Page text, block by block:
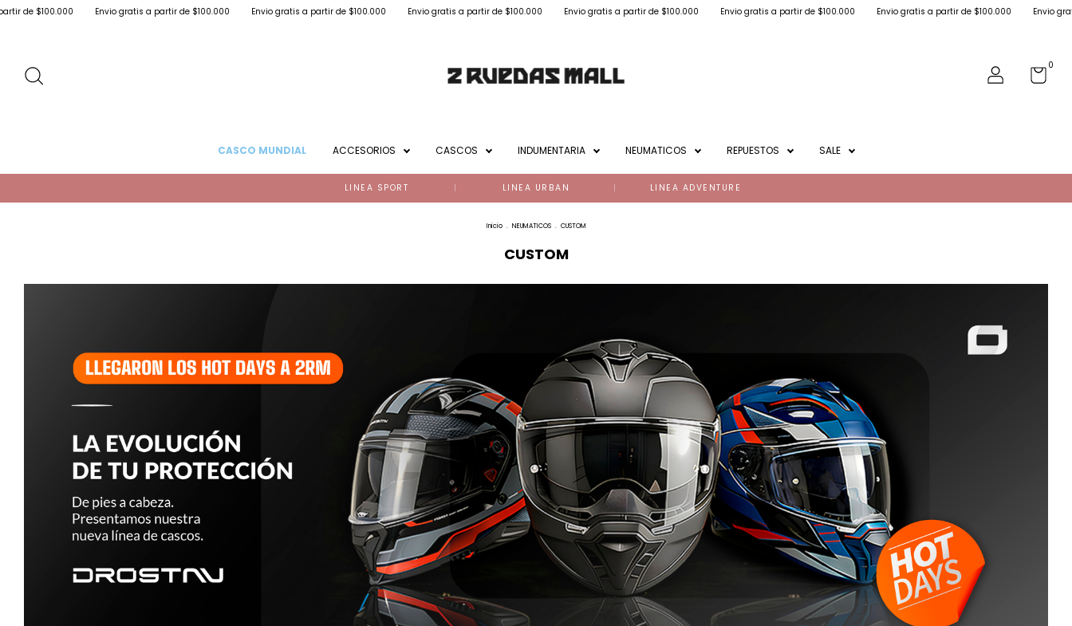
Envio gratis a partir de $100.000 Envio gratis a partir de $100.000 Envio gratis a partir de $100.000 Envio gratis a partir de $100.000 Envio gratis a partir de $100.000 Envio gratis a partir de $100.000 Envio gratis a partir de
0
CASCO MUNDIAL ACCESORIOS CASCOS INDUMENTARIA NEUMATICOS REPUESTOS SALE
LINEA ADVENTURE
LINEA SPORT LINEA URBAN
Inicio . NEUMATICOS . CUSTOM
CUSTOM